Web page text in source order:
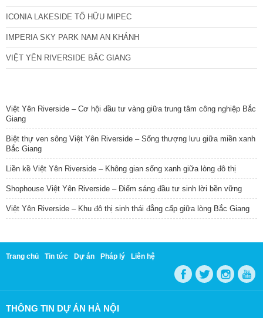
ICONIA LAKESIDE TỐ HỮU MIPEC
IMPERIA SKY PARK NAM AN KHÁNH
VIỆT YÊN RIVERSIDE BẮC GIANG
Việt Yên Riverside – Cơ hội đầu tư vàng giữa trung tâm công nghiệp Bắc
Giang
Biệt thự ven sông Việt Yên Riverside – Sống thượng lưu giữa miền xanh
Bắc Giang
Liền kề Việt Yên Riverside – Không gian sống xanh giữa lòng đô thị
Shophouse Việt Yên Riverside – Điểm sáng đầu tư sinh lời bền vững
Việt Yên Riverside – Khu đô thị sinh thái đẳng cấp giữa lòng Bắc Giang
Trang chủ Tin tức Dự án Pháp lý Liên hệ
THÔNG TIN DỰ ÁN HÀ NỘI